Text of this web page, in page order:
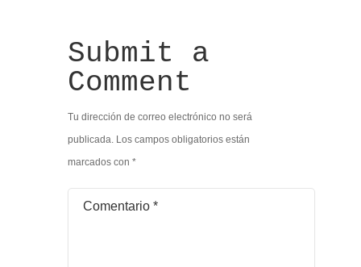
Submit a
Comment
Tu dirección de correo electrónico no será
publicada. Los campos obligatorios están
marcados con *